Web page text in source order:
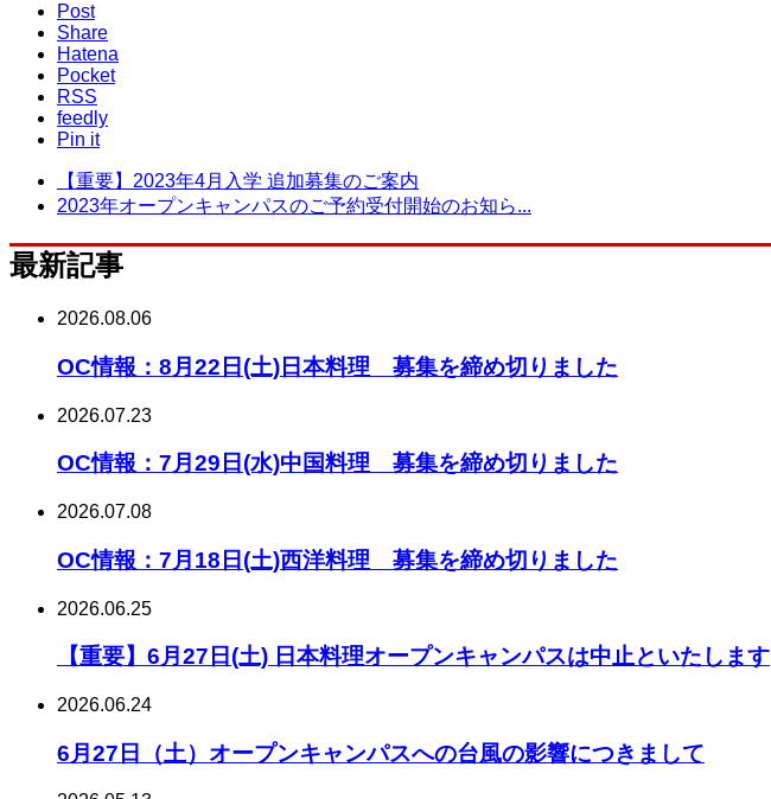
Post
Share
Hatena
Pocket
RSS
feedly
Pin it
【重要】2023年4月入学 追加募集のご案内
2023年オープンキャンパスのご予約受付開始のお知ら...
最新記事
2026.08.06
OC情報：8月22日(土)日本料理 募集を締め切りました
2026.07.23
OC情報：7月29日(水)中国料理 募集を締め切りました
2026.07.08
OC情報：7月18日(土)西洋料理 募集を締め切りました
2026.06.25
【重要】6月27日(土) 日本料理オープンキャンパスは中止といたします
2026.06.24
6月27日（土）オープンキャンパスへの台風の影響につきまして